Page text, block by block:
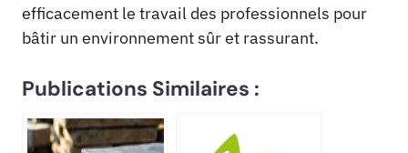
efficacement le travail des professionnels pour
bâtir un environnement sûr et rassurant.
Publications Similaires :